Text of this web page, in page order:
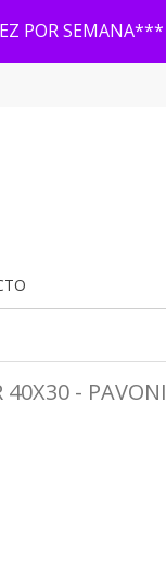
POR SEMANA***
- PAVONI